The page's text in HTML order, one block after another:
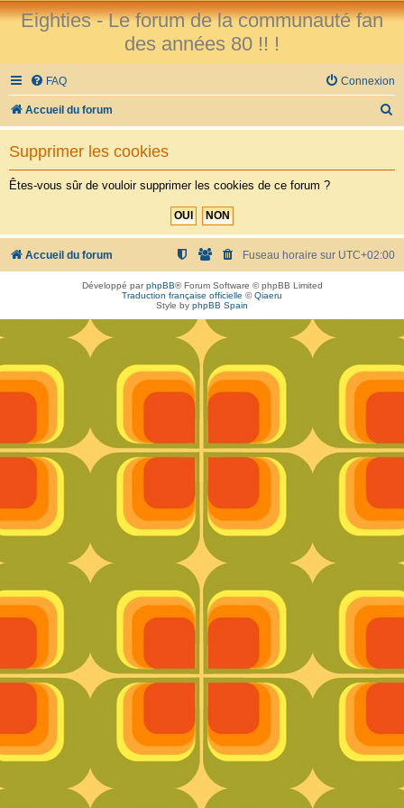
Eighties - Le forum de la communauté fan
des années 80 !! !
FAQ Connexion
Accueil du forum
e
h
r
Supprimer les cookies
Êtes-vous sûr de vouloir supprimer les cookies de ce forum ?
Accueil du forum Fuseau horaire sur UTC+02:00
Développé parphpBB® Forum Software © phpBB Limited
Traduction française officielle ©Qiaeru
Style by phpBB Spain